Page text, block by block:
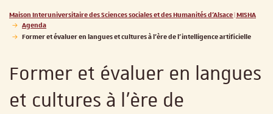
Vous êtes ici :
Maison Interuniversitaire des Sciences sociales et des Humanités d'Alsace | MISHA
Agenda
Former et évaluer en langues et cultures à l’ère de l’intelligence artificielle
Former et évaluer en langues
et cultures à l’ère de